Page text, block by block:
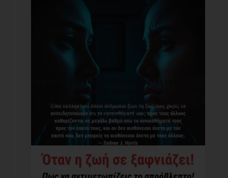
Τα συναισθήματά μας : O καθρέφτης της σχέσης
Είναι εκπληκτικό πόσοι άνθρωποι ζουν τη
ζωή τους χ[...]